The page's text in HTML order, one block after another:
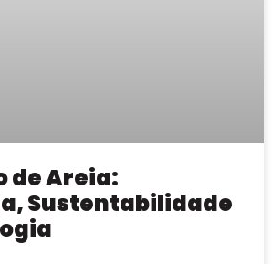
de Areia:
Sustentabilidade